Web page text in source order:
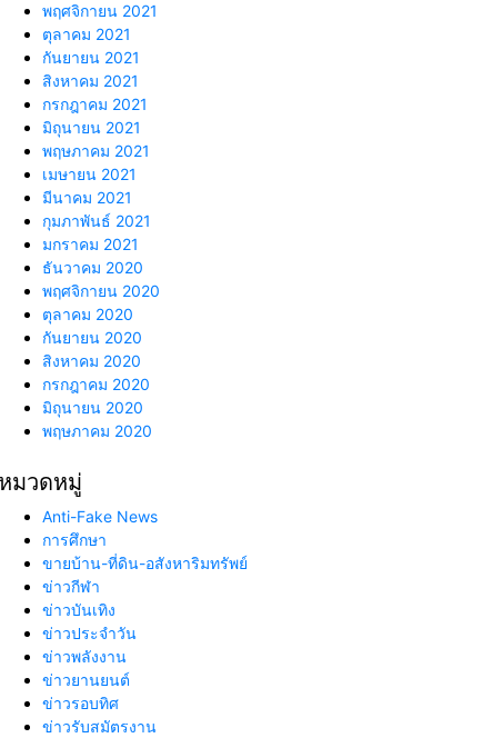
พฤศจิกายน 2021
ตุลาคม 2021
กันยายน 2021
สิงหาคม 2021
กรกฎาคม 2021
มิถุนายน 2021
พฤษภาคม 2021
เมษายน 2021
มีนาคม 2021
กุมภาพันธ์ 2021
มกราคม 2021
ธันวาคม 2020
พฤศจิกายน 2020
ตุลาคม 2020
กันยายน 2020
สิงหาคม 2020
กรกฎาคม 2020
มิถุนายน 2020
พฤษภาคม 2020
หมวดหมู่
Anti-Fake News
การศึกษา
ขายบ้าน-ที่ดิน-อสังหาริมทรัพย์
ข่าวกีฬา
ข่าวบันเทิง
ข่าวประจำวัน
ข่าวพลังงาน
ข่าวยานยนต์
ข่าวรอบทิศ
ข่าวรับสมัตรงาน